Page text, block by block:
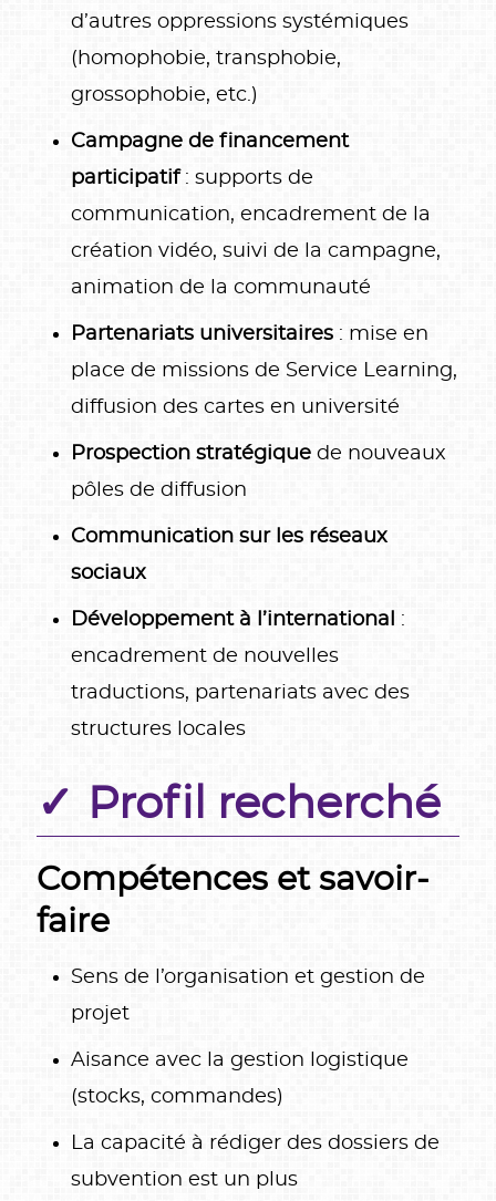
d’autres oppressions systémiques
(homophobie, transphobie,
grossophobie, etc.)
Campagne de financement
participatif: supports de
communication, encadrement de la
création vidéo, suivi de la campagne,
animation de la communauté
Partenariats universitaires: mise en
place de missions de Service Learning,
diffusion des cartes en université
Prospection stratégiquede nouveaux
pôles de diffusion
Communication sur les réseaux
sociaux
Développement à l’international
:
encadrement de nouvelles
traductions, partenariats avec des
structures locales
Profil recherché
Compétences et savoir-
faire
Sens de l’organisation et gestion de
projet
Aisance avec la gestion logistique
(stocks, commandes)
La capacité à rédiger des dossiers de
subvention est un plus